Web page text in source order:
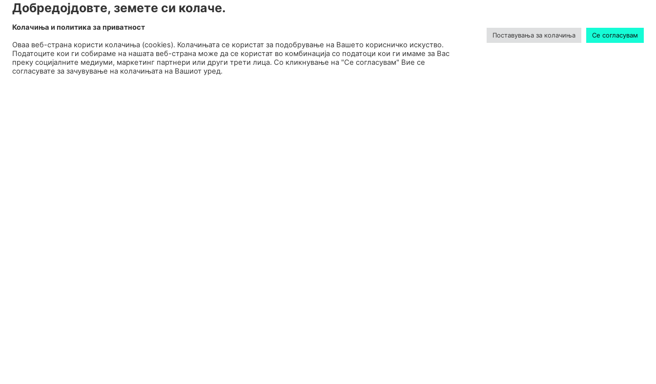
Добредојдовте, земете си колаче.
Колачиња и политика за приватност
Оваа веб-странa користи колачиња (cookies). Колачињата се користат за подобрување на Вашето корисничко искуство.
Податоците кои ги собираме на нашата веб-страна може да се користат во комбинација со податоци кои ги имаме за Вас
преку социјалните медиуми, маркетинг партнери или други трети лица. Со кликнување на "Се согласувам" Вие се
согласувате за зачувување на колачињата на Вашиот уред.
Поставувања за колачиња Се согласувам